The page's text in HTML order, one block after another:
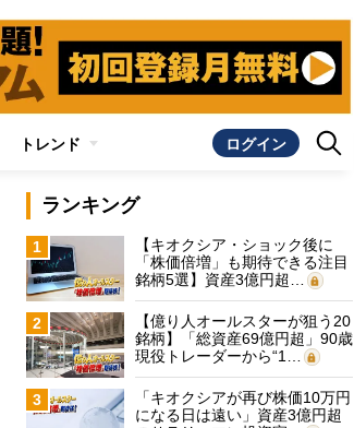
トレンド ログイン
ランキング
1
【キオクシア・ショック後に
「株価倍増」も期待できる注目
銘柄5選】資産3億円超…
2
【億り人オールスターが狙う20
銘柄】「総資産69億円超」90歳
現役トレーダーから“1…
3
「キオクシアが再び株価10万円
になる日は遠い」資産3億円超